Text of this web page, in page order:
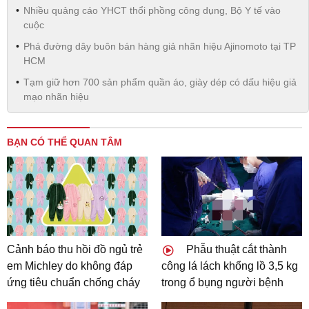
Nhiều quảng cáo YHCT thổi phồng công dụng, Bộ Y tế vào
cuộc
Phá đường dây buôn bán hàng giả nhãn hiệu Ajinomoto tại TP
HCM
Tạm giữ hơn 700 sản phẩm quần áo, giày dép có dấu hiệu giả
mạo nhãn hiệu
BẠN CÓ THỂ QUAN TÂM
Cảnh báo thu hồi đồ ngủ trẻ
em Michley do không đáp
ứng tiêu chuẩn chống cháy
Phẫu thuật cắt thành
công lá lách khổng lồ 3,5 kg
trong ổ bụng người bệnh